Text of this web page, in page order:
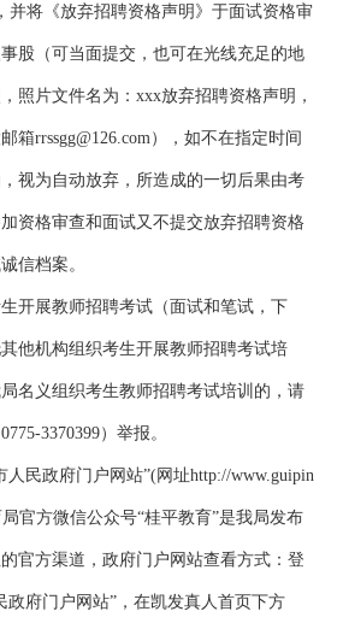
并将《放弃招聘资格声明》于面试资格审
股（可当面提交，也可在光线充足的地
照片文件名为：xxx放弃招聘资格声明，
箱rrssgg@126.com ），如不在指定时间
视为自动放弃，所造成的一切后果由考
资格审查和面试又不提交放弃招聘资格
信档案。
生开展教师招聘考试（面试和笔试，下
他机构组织考生开展教师招聘考试培
名义组织考生教师招聘考试培训的，请
3370399）举报。
人民政府门户网站”(网址http://www.guipin
官方微信公众号“桂平教育”是我局发布
官方渠道，政府门户网站查看方式：登
政府门户网站”，在凯发真人首页下方